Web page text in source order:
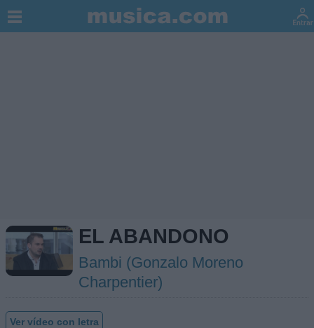
EL ABANDONO
Bambi (Gonzalo Moreno
Charpentier)
Ver vídeo con letra